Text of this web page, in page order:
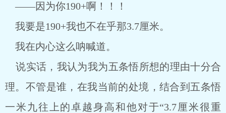
——因为你190+啊！！！
我要是190+我也不在乎那3.7厘米。
我在内心这么呐喊道。
说实话，我认为我为五条悟所想的理由十分合
理。不管是谁，在我当前的处境，结合到五条悟
一米九往上的卓越身高和他对于“3.7厘米很重